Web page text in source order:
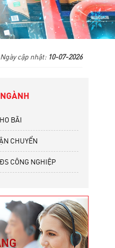
Ngày cập nhật: 10-07-2026
BÃI
CHUYỂN
CÔNG NGHIỆP